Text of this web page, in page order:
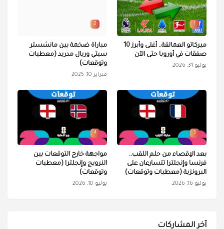
1
ميركاتو العمالقة.. أغلى وأبرز 10
صفقات في أوروبا حتى الآن
يوليو 31, 2026
2
مباراة ضخمة بين مانشستر
سيتي وريال مدريد (معطيات
وتوقعات)
فبراير 10, 2025
3
بعد الإقصاء من حلم اللقب..
فرنسا وإنجلترا تتسارعان على
البرونزية (معطيات وتوقعات)
يوليو 16, 2026
4
مواجهة خارج التوقعات بين
النرويج وإنجلترا (معطيات
وتوقعات)
يوليو 10, 2026
آخر المشاركات